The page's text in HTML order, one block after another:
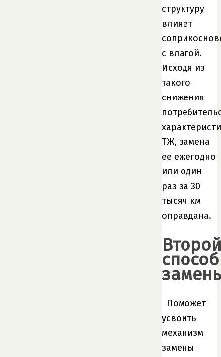
структуру
влияет
с влагой.
Исходя из
такого
снижения
ТЖ, замена
ее ежегодно
или один
раз за 30
тысяч км
оправдана.
Второй
способ
Поможет
усвоить
механизм
замены